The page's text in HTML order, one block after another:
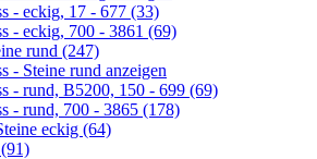
- eckig, 17 - 677 (33)
- eckig, 700 - 3861 (69)
rund (247)
- Steine rund anzeigen
- rund, B5200, 150 - 699 (69)
- rund, 700 - 3865 (178)
eckig (64)